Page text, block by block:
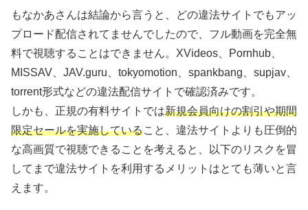
もなかあさんは結論から言うと、どの違法サイトでもアッ
プロード配信されてませんでしたので、フル動画を完全無
料で視聴することはできません。XVideos、Pornhub、
MISSAV、JAV.guru、tokyomotion、spankbang、supjav、
torrent形式などの違法配信サイトで確認済みです。
しかも、正規の有料サイトでは新規会員向けの割引や期間
限定セールを実施していること、違法サイトよりも圧倒的
な高画質で視聴できることを考えると、以下のリスクを冒
してまで違法サイトを利用するメリットはとても薄いと言
えます。